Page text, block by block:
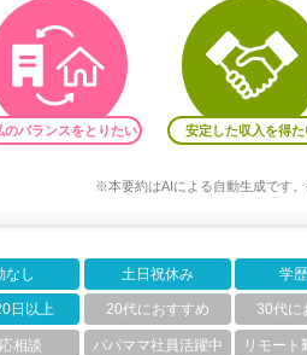
のバランスをとりたい 安定した収入を得た
※本要約はAIによる自動生成です
なし 土日祝休み 学
日以上 20代におすすめ 30代に
相談 パパママ社員活躍中 リモート